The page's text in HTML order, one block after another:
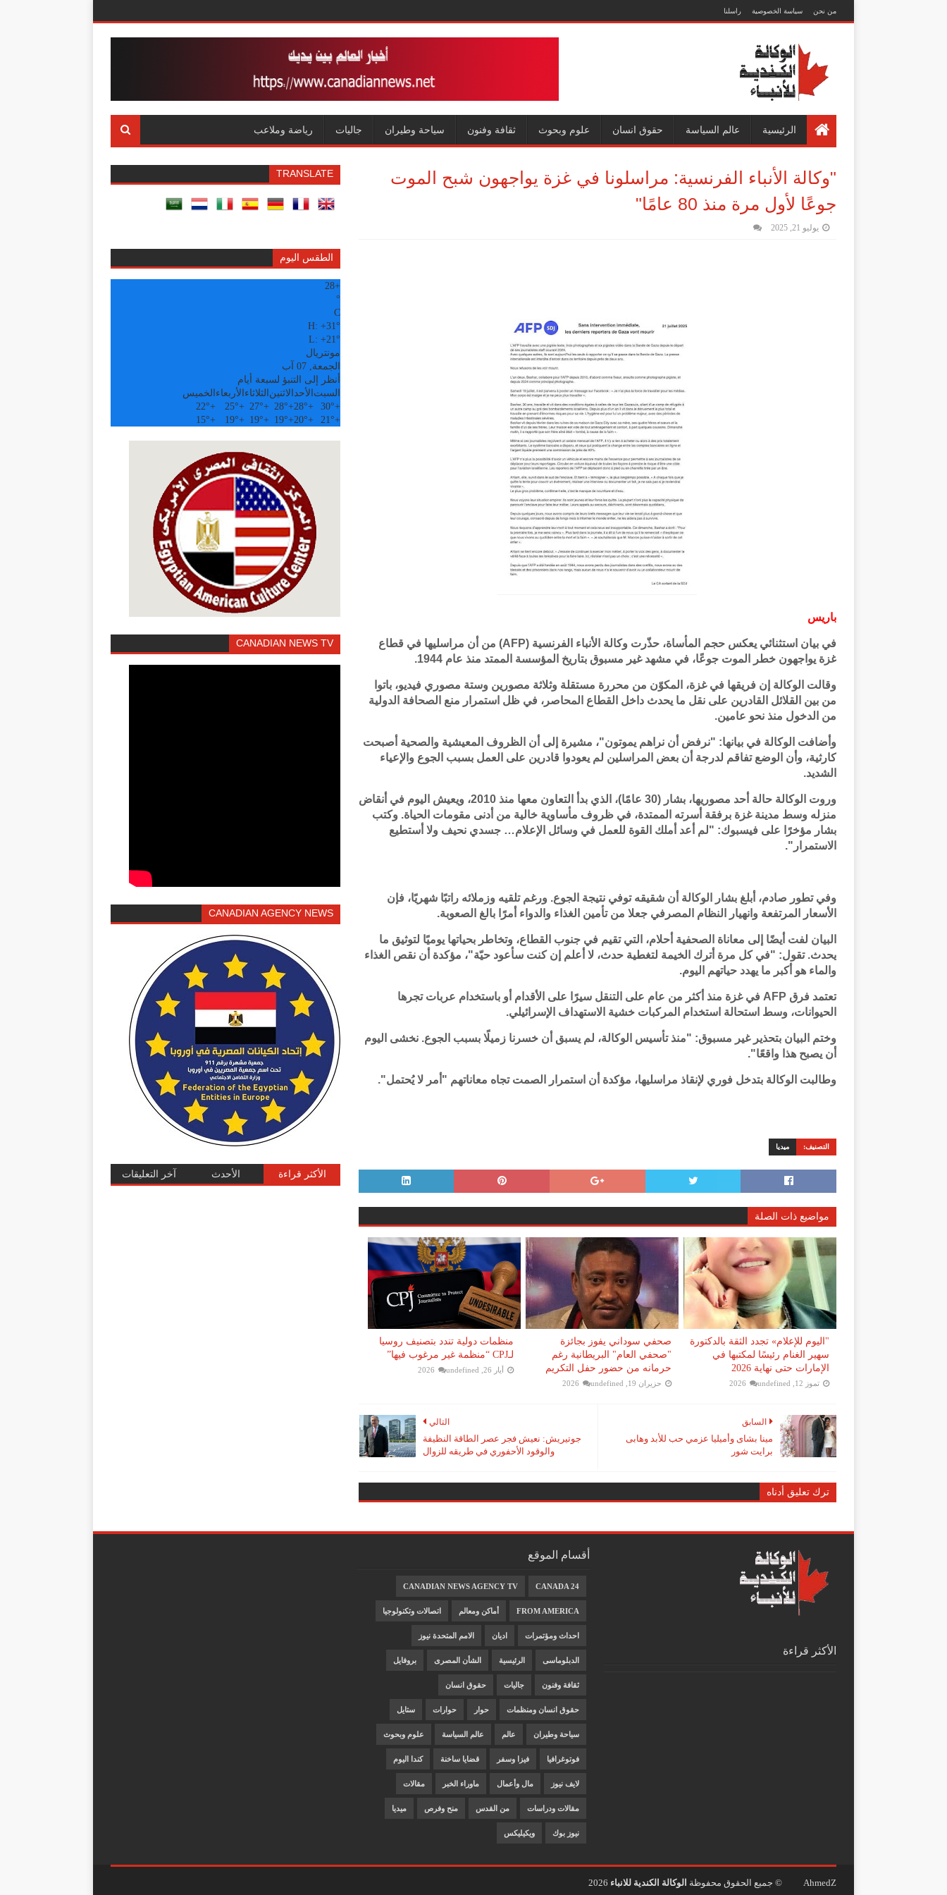
من نحن سياسة الخصوصية راسلنا
الرئيسية عالم السياسة حقوق انسان علوم وبحوث ثقافة وفنون سياحة وطيران جاليات رياضة وملاعب
"وكالة الأنباء الفرنسية: مراسلونا في غزة يواجهون شبح الموت
جوعًا لأول مرة منذ 80 عامًا"
يوليو 21, 2025
باريس
في بيان استثنائي يعكس حجم المأساة، حذّرت وكالة الأنباء الفرنسية (AFP) من أن مراسليها في قطاع
غزة يواجهون خطر الموت جوعًا، في مشهد غير مسبوق بتاريخ المؤسسة الممتد منذ عام 1944.
وقالت الوكالة إن فريقها في غزة، المكوّن من محررة مستقلة وثلاثة مصورين وستة مصوري فيديو، باتوا
من بين القلائل القادرين على نقل ما يحدث داخل القطاع المحاصر، في ظل استمرار منع الصحافة الدولية
من الدخول منذ نحو عامين.
وأضافت الوكالة في بيانها: "نرفض أن نراهم يموتون"، مشيرة إلى أن الظروف المعيشية والصحية أصبحت
كارثية، وأن الوضع تفاقم لدرجة أن بعض المراسلين لم يعودوا قادرين على العمل بسبب الجوع والإعياء
الشديد.
وروت الوكالة حالة أحد مصوريها، بشار (30 عامًا)، الذي بدأ التعاون معها منذ 2010، ويعيش اليوم في أنقاض
منزله وسط مدينة غزة برفقة أسرته الممتدة، في ظروف مأساوية خالية من أدنى مقومات الحياة. وكتب
بشار مؤخرًا على فيسبوك: "لم أعد أملك القوة للعمل في وسائل الإعلام… جسدي نحيف ولا أستطيع
الاستمرار".
وفي تطور صادم، أبلغ بشار الوكالة أن شقيقه توفي نتيجة الجوع. ورغم تلقيه وزملائه راتبًا شهريًا، فإن
الأسعار المرتفعة وانهيار النظام المصرفي جعلا من تأمين الغذاء والدواء أمرًا بالغ الصعوبة.
البيان لفت أيضًا إلى معاناة الصحفية أحلام، التي تقيم في جنوب القطاع، وتخاطر بحياتها يوميًا لتوثيق ما
يحدث. تقول: "في كل مرة أترك الخيمة لتغطية حدث، لا أعلم إن كنت سأعود حيّة"، مؤكدة أن نقص الغذاء
والماء هو أكبر ما يهدد حياتهم اليوم.
تعتمد فرق AFP في غزة منذ أكثر من عام على التنقل سيرًا على الأقدام أو باستخدام عربات تجرها
الحيوانات، وسط استحالة استخدام المركبات خشية الاستهداف الإسرائيلي.
وختم البيان بتحذير غير مسبوق: "منذ تأسيس الوكالة، لم يسبق أن خسرنا زميلًا بسبب الجوع. نخشى اليوم
أن يصبح هذا واقعًا".
وطالبت الوكالة بتدخل فوري لإنقاذ مراسليها، مؤكدة أن استمرار الصمت تجاه معاناتهم "أمر لا يُحتمل".
التصنيف: ميديا
مواضيع ذات الصلة
"اليوم للإعلام» تجدد الثقة بالدكتورة
سهير الغنام رئيسًا لمكتبها في
الإمارات حتى نهاية 2026
تموز 12, 2026 undefined
صحفي سوداني يفوز بجائزة
"صحفي العام" البريطانية رغم
حرمانه من حضور حفل التكريم
حزيران 19, 2026 undefined
منظمات دولية تندد بتصنيف روسيا
لـCPJ “منظمة غير مرغوب فيها”
أيار 26, 2026 undefined
التالي
جوتيريش: نعيش فجر عصر الطاقة النظيفة
والوقود الأحفوري في طريقه للزوال
السابق
مينا بشاى وأميليا عزمي حب للأبد وهابى
برايت شور
ترك تعليق أدناه
TRANSLATE
الطقس اليوم
+
28
°
C
H: +31°
L: +21°
مونتريال
الجمعة, 07 آب
أنظر إلى التنبؤ لسبعة أيام
السبت الأحد الاثنين الثلاثاء الأربعاء الخميس
+
30°
+
28°
+
28°
+
27°
+
25°
+
22°
+
21°
+
20°
+
19°
+
19°
+
19°
+
15°
CANADIAN NEWS TV
CANADIAN AGENCY NEWS
الأكثر قراءة الأحدث آخر التعليقات
الأكثر قراءة
أقسام الموقع
CANADA 24
CANADIAN NEWS AGENCY TV
FROM AMERICA أماكن ومعالم اتصالات وتكنولوجيا
احداث ومؤتمرات اديان الامم المتحدة نيوز
الدبلوماسى الرئيسية الشأن المصرى بروفايل
ثقافة وفنون جاليات حقوق انسان
حقوق انسان ومنظمات حوار حوارات ستايل
سياحة وطيران عالم عالم السياسة علوم وبحوث
فوتوغرافيا فيزا وسفر قضايا ساخنة كندا اليوم
لايف نيوز مال وأعمال ماوراء الخبر مقالات
مقالات ودراسات من القدس منح وفرص ميديا
نيوز بوك ويكيليكس
AhmedZ © جميع الحقوق محفوظة الوكالة الكندية للانباء 2026